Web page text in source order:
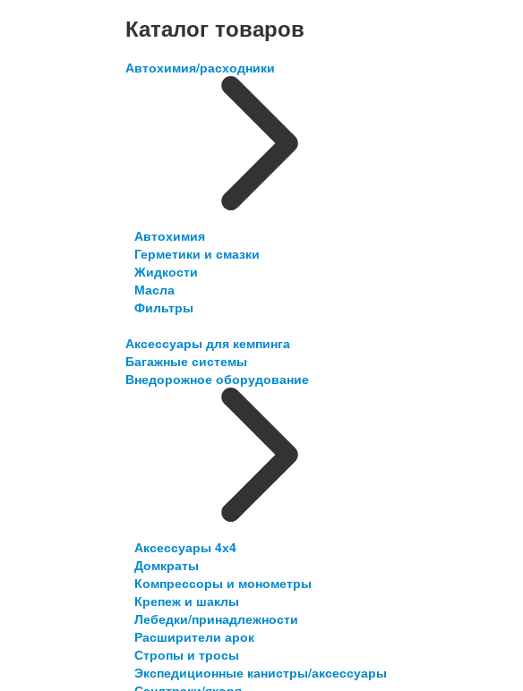
Каталог товаров
Автохимия/расходники
Автохимия
Герметики и смазки
Жидкости
Масла
Фильтры
Аксессуары для кемпинга
Багажные системы
Внедорожное оборудование
Аксессуары 4х4
Домкраты
Компрессоры и монометры
Крепеж и шаклы
Лебедки/принадлежности
Расширители арок
Стропы и тросы
Экспедиционные канистры/аксессуары